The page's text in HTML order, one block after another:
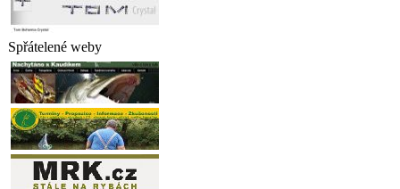
Spřátelené weby